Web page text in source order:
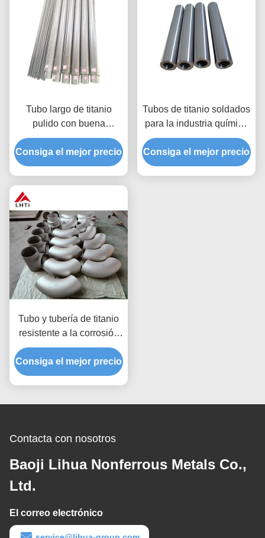
Tubo largo de titanio
pulido con buena
resistencia al calor
4.51G/Cm3 Densidad
1000Mpa Resistencia a
Consiga el mejor precio
Tubos de titanio soldados
para la industria química
de grado 1 y grado 2
Consiga el mejor precio
Tubo y tubería de titanio
resistente a la corrosión
de grado 2 para
aplicaciones de
intercambiadores de calor
Consiga el mejor precio
Contacta con nosotros
Baoji Lihua Nonferrous Metals Co.,
Ltd.
El correo electrónico